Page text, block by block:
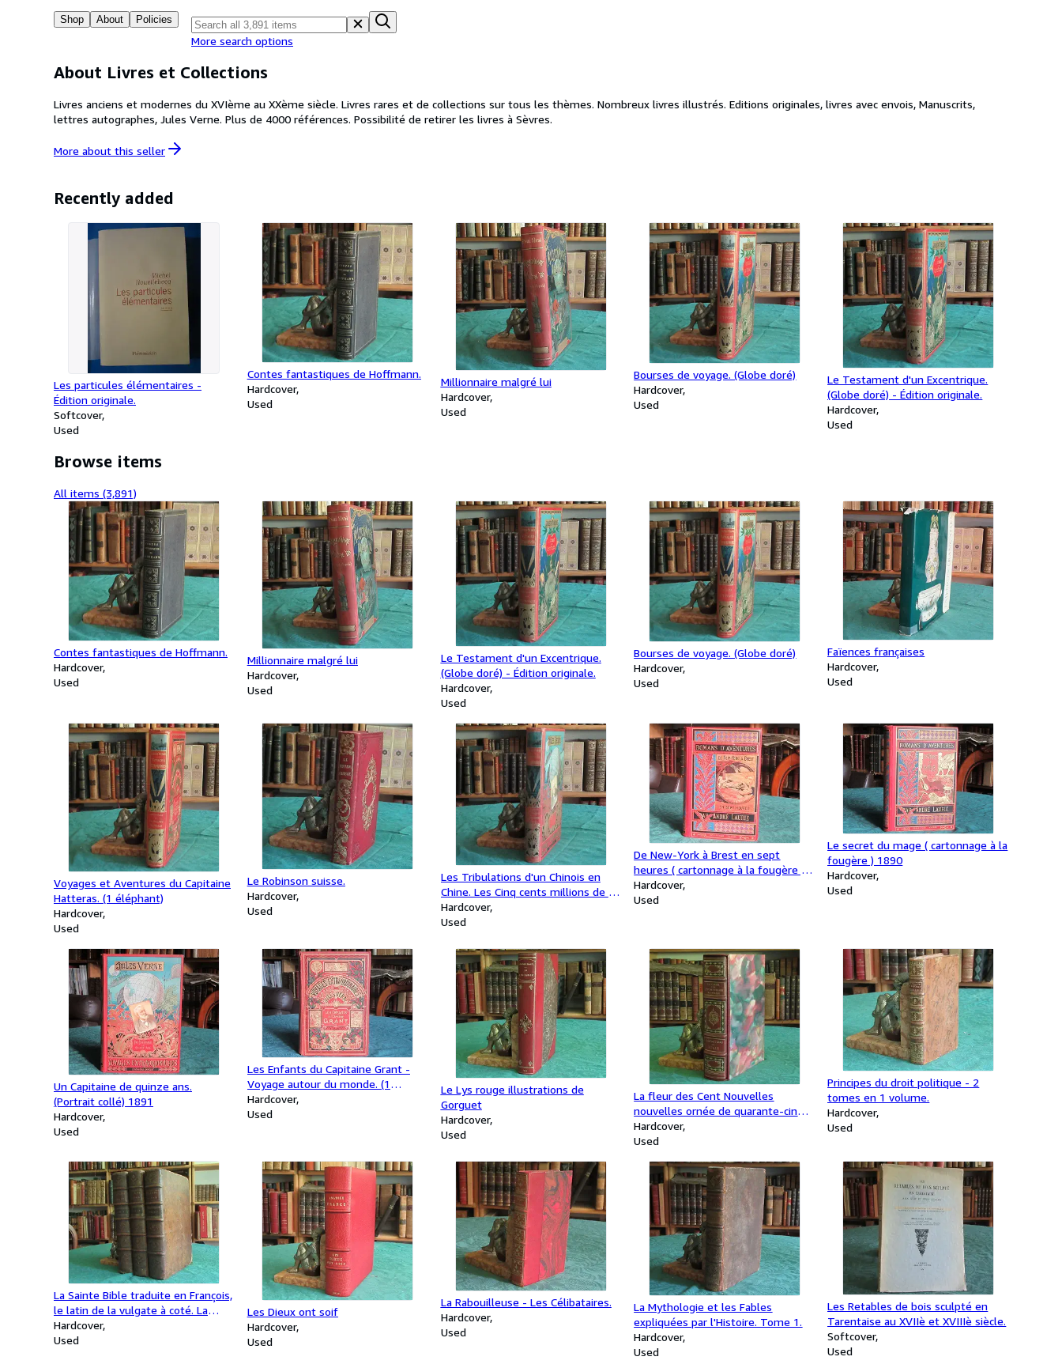
Shop About Policies
More search options
About Livres et Collections
Livres anciens et modernes du XVIème au XXème siècle. Livres rares et de collections sur tous les thèmes. Nombreux livres illustrés. Editions originales, livres avec envois, Manuscrits,
lettres autographes, Jules Verne. Plus de 4000 références. Possibilité de retirer les livres à Sèvres.
More about this seller
Recently added
Les particules élémentaires -
Édition originale.
Softcover
Used
Contes fantastiques de Hoffmann.
Hardcover
Used
Millionnaire malgré lui
Hardcover
Used
Bourses de voyage. (Globe doré)
Hardcover
Used
Le Testament d'un Excentrique.
(Globe doré) - Édition originale.
Hardcover
Used
Browse items
All items (3,891)
Contes fantastiques de Hoffmann.
Hardcover
Used
Millionnaire malgré lui
Hardcover
Used
Le Testament d'un Excentrique.
(Globe doré) - Édition originale.
Hardcover
Used
Bourses de voyage. (Globe doré)
Hardcover
Used
Faïences françaises
Hardcover
Used
Voyages et Aventures du Capitaine
Hatteras. (1 éléphant)
Hardcover
Used
Le Robinson suisse.
Hardcover
Used
Les Tribulations d'un Chinois en
Chine. Les Cinq cents millions de la
Bégum - Les Révoltés de la
"Bounty". (Portrait collé)
Hardcover
Used
De New-York à Brest en sept
heures ( cartonnage à la fougère )
1889
Hardcover
Used
Le secret du mage ( cartonnage à la
fougère ) 1890
Hardcover
Used
Un Capitaine de quinze ans.
(Portrait collé) 1891
Hardcover
Used
Les Enfants du Capitaine Grant -
Voyage autour du monde. (1
éléphant Hachette) 1917
Hardcover
Used
Le Lys rouge illustrations de
Gorguet
Hardcover
Used
La fleur des Cent Nouvelles
nouvelles ornée de quarante-cinq
eaux-fortes originales de Stall
Hardcover
Used
Principes du droit politique - 2
tomes en 1 volume.
Hardcover
Used
La Sainte Bible traduite en François,
le latin de la vulgate à coté. La
Concorde des Quatre Evangéliste
en latin et en François. 3 volumes.
Hardcover
Used
Les Dieux ont soif
Hardcover
Used
La Rabouilleuse - Les Célibataires.
Hardcover
Used
La Mythologie et les Fables
expliquées par l'Histoire. Tome 1.
Hardcover
Used
Les Retables de bois sculpté en
Tarentaise au XVIIè et XVIIIè siècle.
Softcover
Used